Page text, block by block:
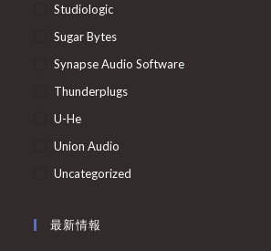
Studiologic
Sugar Bytes
Synapse Audio Software
Thunderplugs
U-He
Union Audio
Uncategorized
最新情報